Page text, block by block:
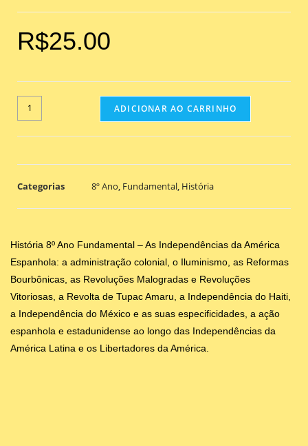
R$25.00
ADICIONAR AO CARRINHO
Categorias 8º Ano Fundamental História
História 8º Ano Fundamental – As Independências da América
Espanhola: a administração colonial, o Iluminismo, as Reformas
Bourbônicas, as Revoluções Malogradas e Revoluções
Vitoriosas, a Revolta de Tupac Amaru, a Independência do Haiti,
a Independência do México e as suas especificidades, a ação
espanhola e estadunidense ao longo das Independências da
América Latina e os Libertadores da América.